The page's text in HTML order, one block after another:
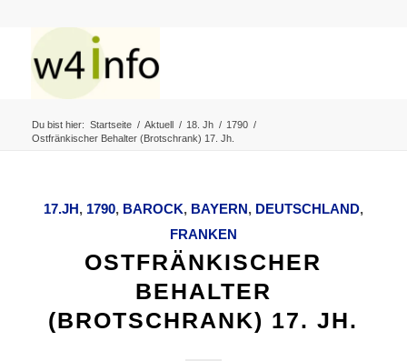
Du bist hier: Startseite / Aktuell / 18. Jh / 1790 /
Ostfränkischer Behalter (Brotschrank) 17. Jh.
17.JH, 1790, BAROCK, BAYERN, DEUTSCHLAND,
FRANKEN
OSTFRÄNKISCHER
BEHALTER
(BROTSCHRANK) 17. JH.